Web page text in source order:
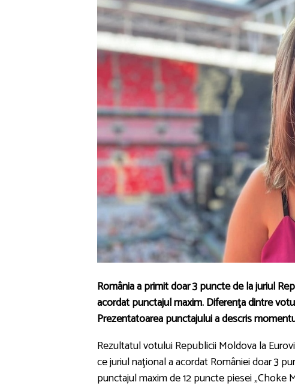
România a primit doar 3 puncte de la juriul
acordat punctajul maxim. Diferenţa dintre
Prezentatoarea punctajului a descris
Rezultatul votului Republicii Moldova la
ce juriul naţional a acordat României doar 3
punctajul maxim de 12 puncte piesei „Choke